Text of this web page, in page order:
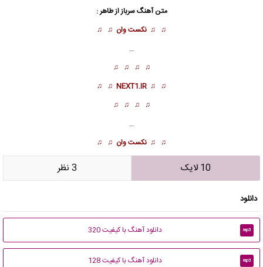
متن آهنگ سرباز ازطاهر:
♫ ♫ نکست وان ♫ ♫
…
♫ ♫ ♫ ♫
♫ ♫
NEXT1.IR
♫ ♫
♫ ♫ ♫ ♫
…
♫ ♫ نکست وان ♫ ♫
10 لایک 3 نظر
دانلود
mp3 دانلود آهنگ با کیفیت 320
mp3 دانلود آهنگ با کیفیت 128